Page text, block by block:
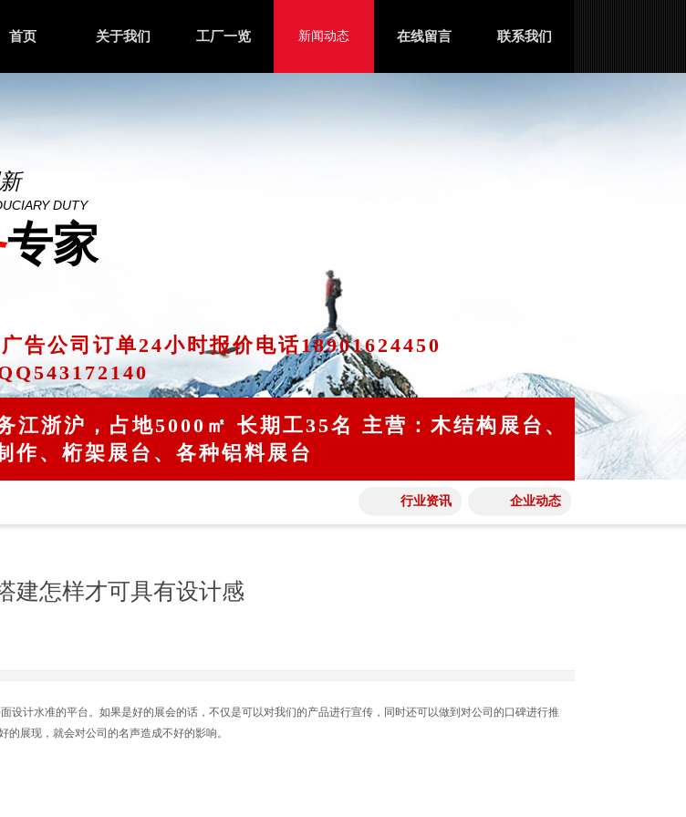
首页 关于我们 工厂一览 新闻动态 在线留言 联系我们
DUTY
专家
告公司订单24小时报价电话18901624450
江浙沪，占地5000㎡​ 长期工35名 主营：木结构展台、
作、桁架展台、各种铝料展台
行业资讯 企业动态
建怎样才可具有设计感
设计水准的平台。如果是好的展会的话，不仅是可以对我们的产品进行宣传，同时还可以做到对公司的口碑进行推
展现，就会对公司的名声造成不好的影响。